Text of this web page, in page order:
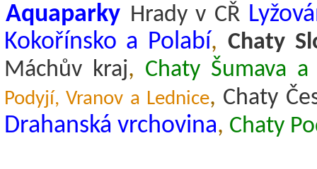
Aquaparky Hrady v CŘ
Kokořínsko a Polabí, Chaty
Máchův kraj, Chaty Šumava
Podyjí, Vranov a Lednice, Chaty
Drahanská vrchovina, Chaty